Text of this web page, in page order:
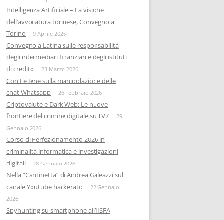
Intelligenza Artificiale – La visione
dell’avvocatura torinese, Convegno a
Torino
9 Aprile 2026
Convegno a Latina sulle responsabilità
degli intermediari finanziari e degli istituti
di credito
23 Marzo 2026
Con Le Iene sulla manipolazione delle
chat Whatsapp
26 Febbraio 2026
Criptovalute e Dark Web: Le nuove
frontiere del crimine digitale su TV7
29
Gennaio 2026
Corso di Perfezionamento 2026 in
criminalità informatica e investigazioni
digitali
28 Gennaio 2026
Nella “Cantinetta” di Andrea Galeazzi sul
canale Youtube hackerato
22 Gennaio
2026
Spyhunting su smartphone all’IISFA